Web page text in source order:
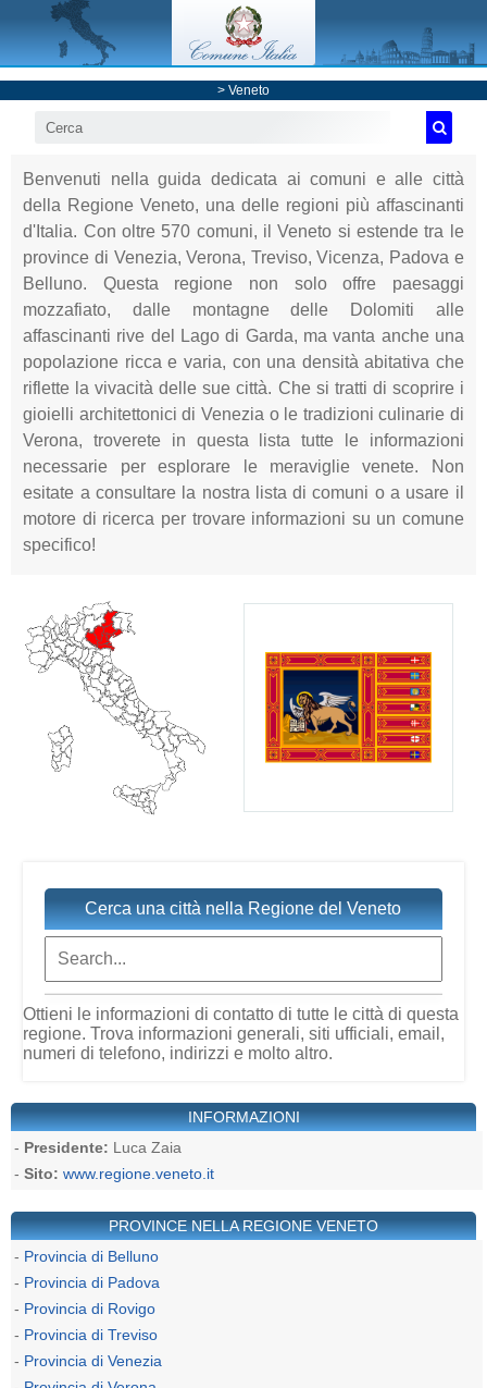
> Veneto
Benvenuti nella guida dedicata ai comuni e alle città
della Regione Veneto, una delle regioni più affascinanti
d'Italia. Con oltre 570 comuni, il Veneto si estende tra le
province di Venezia, Verona, Treviso, Vicenza, Padova e
Belluno. Questa regione non solo offre paesaggi
mozzafiato, dalle montagne delle Dolomiti alle
affascinanti rive del Lago di Garda, ma vanta anche una
popolazione ricca e varia, con una densità abitativa che
riflette la vivacità delle sue città. Che si tratti di scoprire i
gioielli architettonici di Venezia o le tradizioni culinarie di
Verona, troverete in questa lista tutte le informazioni
necessarie per esplorare le meraviglie venete. Non
esitate a consultare la nostra lista di comuni o a usare il
motore di ricerca per trovare informazioni su un comune
specifico!
Cerca una città nella Regione del Veneto
Ottieni le informazioni di contatto di tutte le città di questa
regione. Trova informazioni generali, siti ufficiali, email,
numeri di telefono, indirizzi e molto altro.
INFORMAZIONI
- Presidente: Luca Zaia
- Sito: www.regione.veneto.it
PROVINCE NELLA REGIONE VENETO
- Provincia di Belluno
- Provincia di Padova
- Provincia di Rovigo
- Provincia di Treviso
- Provincia di Venezia